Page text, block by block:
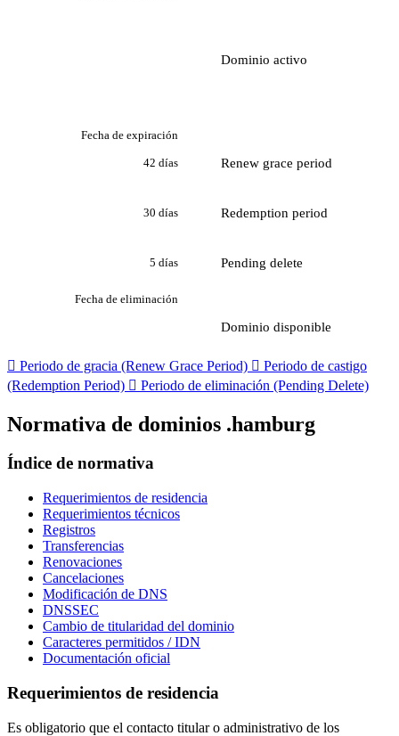
Dominio activo
Fecha de expiración
42 días Renew grace period
30 días Redemption period
5 días Pending delete
Fecha de eliminación
Dominio disponible
 Periodo de gracia (Renew Grace Period)  Periodo de castigo
(Redemption Period)  Periodo de eliminación (Pending Delete)
Normativa de dominios .hamburg
Índice de normativa
Requerimientos de residencia
Requerimientos técnicos
Registros
Transferencias
Renovaciones
Cancelaciones
Modificación de DNS
DNSSEC
Cambio de titularidad del dominio
Caracteres permitidos / IDN
Documentación oficial
Requerimientos de residencia
Es obligatorio que el contacto titular o administrativo de los